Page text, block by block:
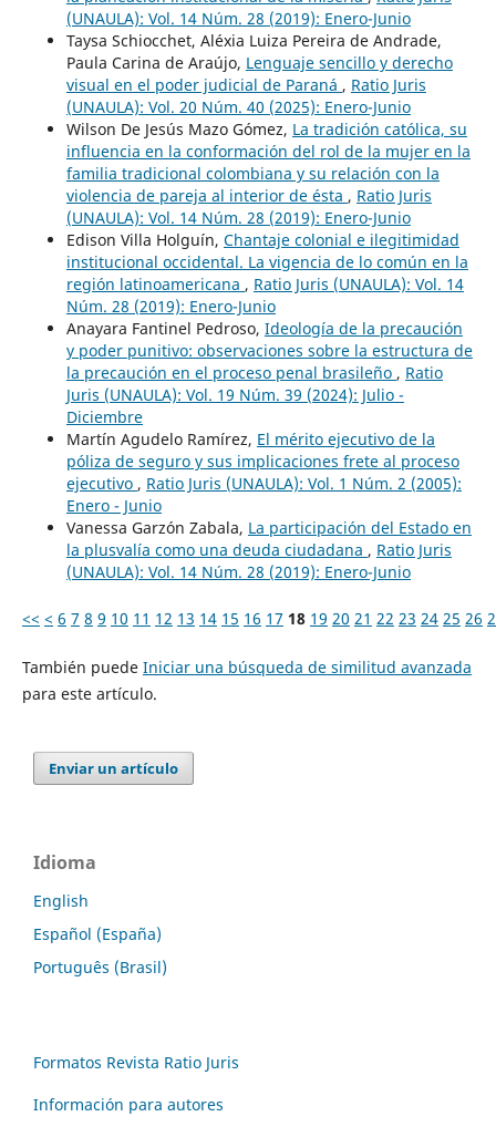
(UNAULA): Vol. 14 Núm. 28 (2019): Enero-Junio
Taysa Schiocchet, Aléxia Luiza Pereira de Andrade,
Paula Carina de Araújo, Lenguaje sencillo y derecho
visual en el poder judicial de Paraná , Ratio Juris
(UNAULA): Vol. 20 Núm. 40 (2025): Enero-Junio
Wilson De Jesús Mazo Gómez, La tradición católica, su
influencia en la conformación del rol de la mujer en la
familia tradicional colombiana y su relación con la
violencia de pareja al interior de ésta , Ratio Juris
(UNAULA): Vol. 14 Núm. 28 (2019): Enero-Junio
Edison Villa Holguín, Chantaje colonial e ilegitimidad
institucional occidental. La vigencia de lo común en la
región latinoamericana , Ratio Juris (UNAULA): Vol. 14
Núm. 28 (2019): Enero-Junio
Anayara Fantinel Pedroso, Ideología de la precaución
y poder punitivo: observaciones sobre la estructura de
la precaución en el proceso penal brasileño , Ratio
Juris (UNAULA): Vol. 19 Núm. 39 (2024): Julio -
Diciembre
Martín Agudelo Ramírez, El mérito ejecutivo de la
póliza de seguro y sus implicaciones frete al proceso
ejecutivo , Ratio Juris (UNAULA): Vol. 1 Núm. 2 (2005):
Enero - Junio
Vanessa Garzón Zabala, La participación del Estado en
la plusvalía como una deuda ciudadana , Ratio Juris
(UNAULA): Vol. 14 Núm. 28 (2019): Enero-Junio
<< < 6 7 8 9 10 11 12 13 14 15 16 17 18 19 20 21 22 23 24 25 26
También puede Iniciar una búsqueda de similitud avanzada
para este artículo.
Enviar un artículo
Idioma
English
Español (España)
Português (Brasil)
Formatos Revista Ratio Juris
Información para autores